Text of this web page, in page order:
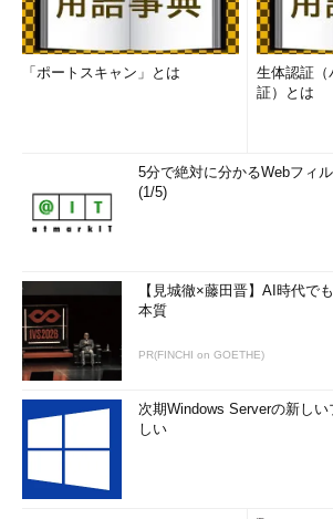
「ポートスキャン」とは
生体認証（
証）とは
5分で絶対に分かるWebフィ
(1/5)
【見城徹×藤田晋】AI時代で
本質
PR(FINCHI on GOETHE)
次期Windows Serverの新し
しい